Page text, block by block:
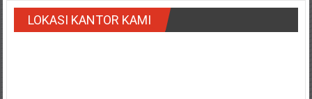
Payakumbung/
Tanjung
LOKASI KANTOR KAMI